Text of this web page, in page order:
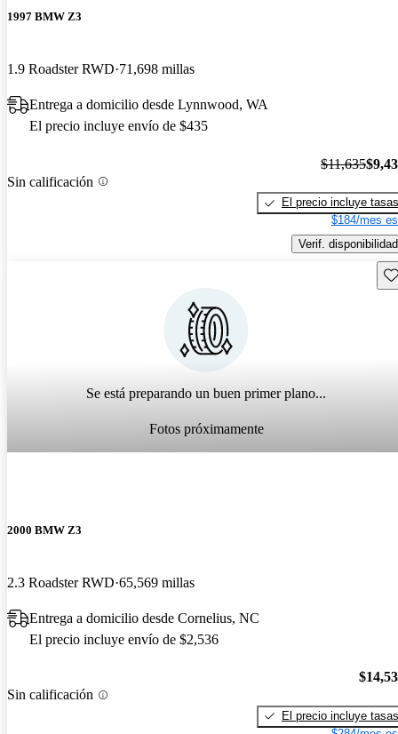
1997 BMW Z3
1.9 Roadster RWD 71,698 millas
Entrega a domicilio desde Lynnwood, WA
El precio incluye envío de $435
Sin calificación
$11,635
El precio incluye tasas
$184/mes
Verif. disponibilidad
Se está preparando un buen primer plano...
Fotos próximamente
2000 BMW Z3
2.3 Roadster RWD 65,569 millas
Entrega a domicilio desde Cornelius, NC
El precio incluye envío de $2,536
Sin calificación
El precio incluye tasas